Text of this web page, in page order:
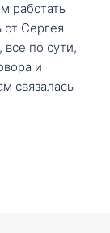
работать
от Сергея
по сути,
и
связалась
После
Сергей с